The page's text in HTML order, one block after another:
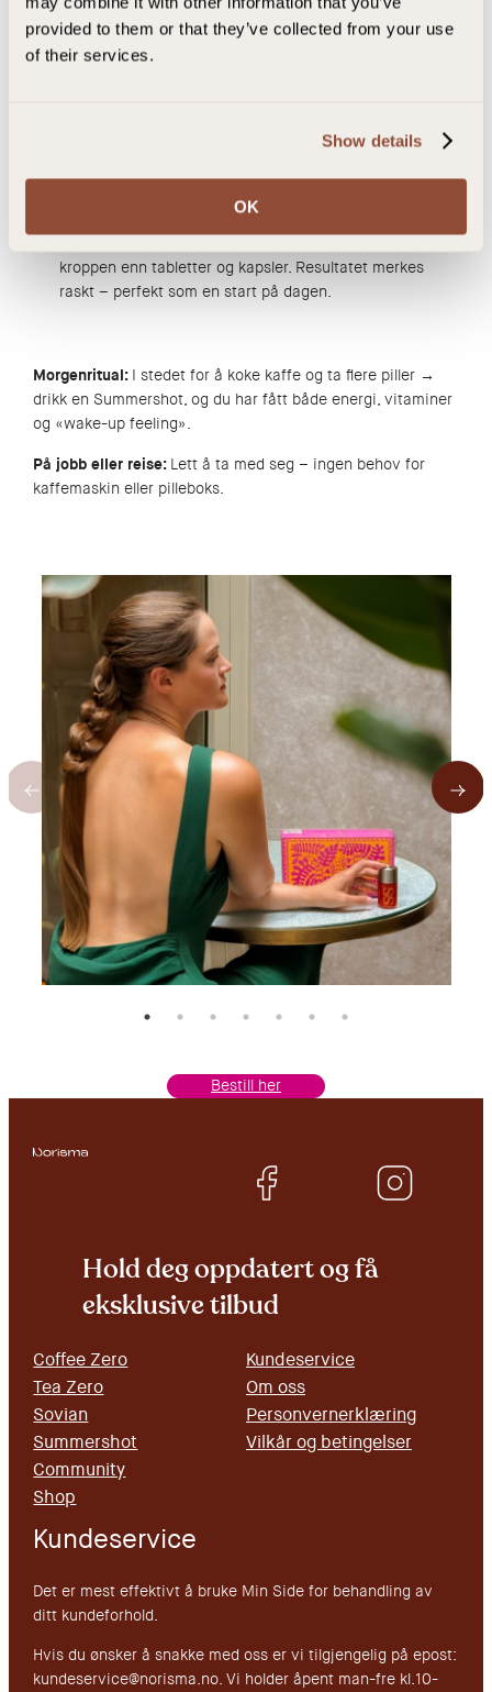
provided to them or that they’ve collected from your use
of their services.
Show details
OK
Konsentrert næring i én shot
: I stedet for å ta flere
ulike kapsler og piller, får man alt samlet i en liten
flaske – vitamin A, C, D, biotin, kobber, lykopen,
: Shot’en gir rask
stabilt enn koffein. I stedet for «kaffe-crash» eller
uro i kroppen, får man en jevnere energi-boost.
kroppen enn tabletter og kapsler. Resultatet merkes
raskt – perfekt som en start på dagen.
Morgenritual: I stedet for å koke kaffe og ta flere piller →
drikk en Summershot, og du har fått både energi, vitaminer
og «wake-up feeling».
På jobb eller reise: Lett å ta med seg – ingen behov for
kaffemaskin eller pilleboks.
Bestill her
Hold deg oppdatert og få
eksklusive tilbud
Coffee Zero
Tea Zero
Sovian
Summershot
Community
Shop
Kundeservice
Om oss
Personvernerklæring
Vilkår og betingelser
Kundeservice
Det er mest effektivt å bruke Min Side for behandling av
ditt kundeforhold.
Hvis du ønsker å snakke med oss er vi tilgjengelig på epost:
kundeservice@norisma.no. Vi holder åpent man-fre kl.10-